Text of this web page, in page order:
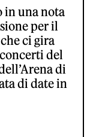
in una nota
per il
ci gira
del
di
di date in